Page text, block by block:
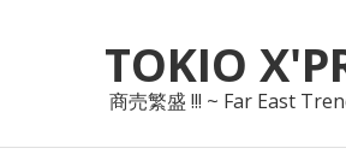
navigationTOKIO
商売繁盛 !!! ~ Far East